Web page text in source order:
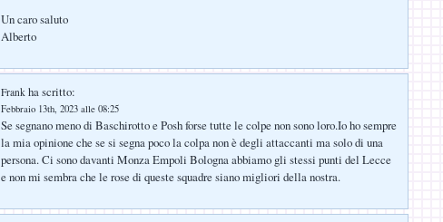
Un caro saluto
Alberto
Frank ha scritto:
Febbraio 13th, 2023 alle 08:25
Se segnano meno di Baschirotto e Posh forse tutte le colpe non sono loro.Io ho sempre
la mia opinione che se si segna poco la colpa non è degli attaccanti ma solo di una
persona. Ci sono davanti Monza Empoli Bologna abbiamo gli stessi punti del Lecce
e non mi sembra che le rose di queste squadre siano migliori della nostra.